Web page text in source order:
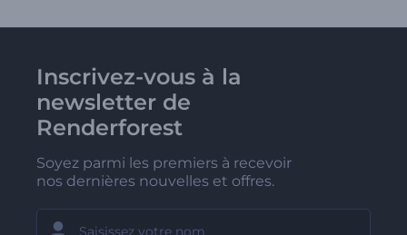
Inscrivez-vous à la
newsletter de
Renderforest
Soyez parmi les premiers à recevoir
nos dernières nouvelles et offres.